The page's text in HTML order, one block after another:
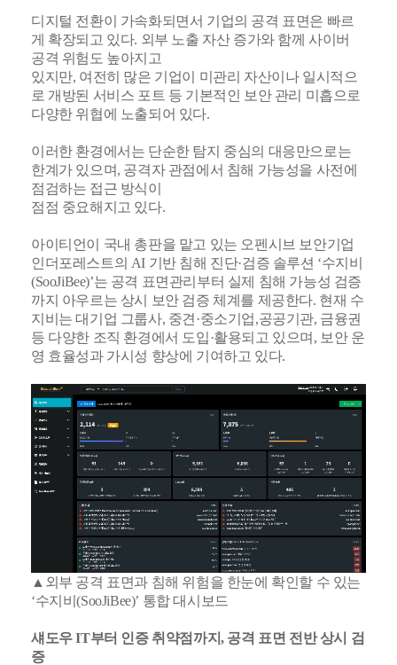
디지털 전환이 가속화되면서 기업의 공격 표면은 빠르
게 확장되고 있다. 외부 노출 자산 증가와 함께 사이버
공격 위험도 높아지고
있지만, 여전히 많은 기업이 미관리 자산이나 일시적으
로 개방된 서비스 포트 등 기본적인 보안 관리 미흡으로
다양한 위협에 노출되어 있다.
이러한 환경에서는 단순한 탐지 중심의 대응만으로는
한계가 있으며, 공격자 관점에서 침해 가능성을 사전에
점검하는 접근 방식이
점점 중요해지고 있다.
아이티언이 국내 총판을 맡고 있는 오펜시브 보안기업
인더포레스트의 AI 기반 침해 진단·검증 솔루션 ‘수지비
(SooJiBee)’는 공격 표면관리부터 실제 침해 가능성 검증
까지 아우르는 상시 보안 검증 체계를 제공한다. 현재 수
지비는 대기업 그룹사, 중견·중소기업,공공기관, 금융권
등 다양한 조직 환경에서 도입·활용되고 있으며, 보안 운
영 효율성과 가시성 향상에 기여하고 있다.
▲외부 공격 표면과 침해 위험을 한눈에 확인할 수 있는
‘수지비(SooJiBee)’ 통합 대시보드
섀도우 IT부터 인증 취약점까지, 공격 표면 전반 상시 검
증